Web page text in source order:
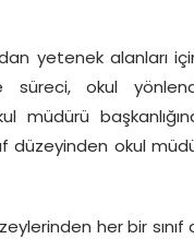
yetenek alanları
okul
müdürü
düzeyinden okul
her bir